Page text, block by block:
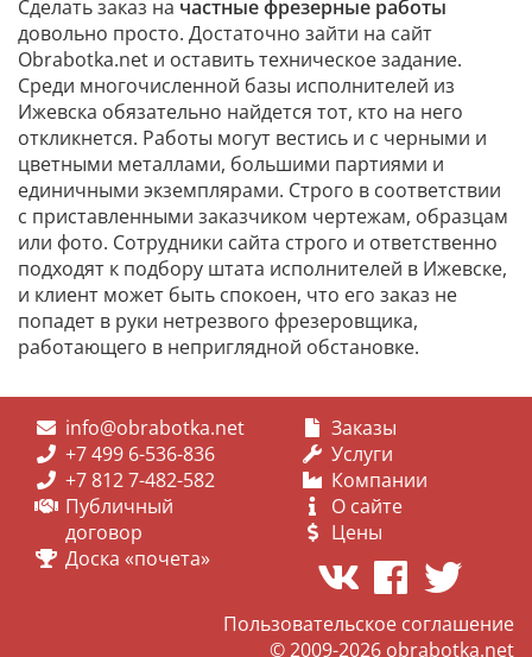
Сделать заказ на частные фрезерные работы
довольно просто. Достаточно зайти на сайт
Obrabotka.net и оставить техническое задание.
Среди многочисленной базы исполнителей из
Ижевска обязательно найдется тот, кто на него
откликнется. Работы могут вестись и с черными и
цветными металлами, большими партиями и
единичными экземплярами. Строго в соответствии
с приставленными заказчиком чертежам, образцам
или фото. Сотрудники сайта строго и ответственно
подходят к подбору штата исполнителей в Ижевске,
и клиент может быть спокоен, что его заказ не
попадет в руки нетрезвого фрезеровщика,
работающего в неприглядной обстановке.
info@obrabotka.net
+7 499 6-536-836
+7 812 7-482-582
Публичный
договор
Доска «почета»
Заказы
Услуги
Компании
О сайте
Цены
Пользовательское соглашение
© 2009-2026 obrabotka.net